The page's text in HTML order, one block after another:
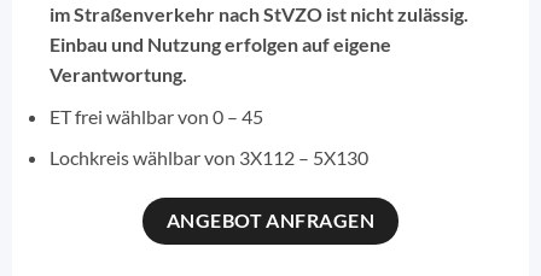
im Straßenverkehr nach StVZO ist nicht zulässig.
Einbau und Nutzung erfolgen auf eigene
Verantwortung.
ET frei wählbar von 0 – 45
Lochkreis wählbar von 3X112 – 5X130
ANGEBOT ANFRAGEN